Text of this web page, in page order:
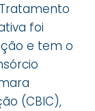
foi
e tem o
(CBIC),